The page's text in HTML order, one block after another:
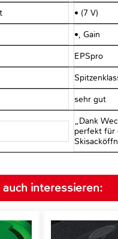
• (7 V)
•, Gain
EPSpro
sehr gut
„Dank
perfekt für
interessieren: